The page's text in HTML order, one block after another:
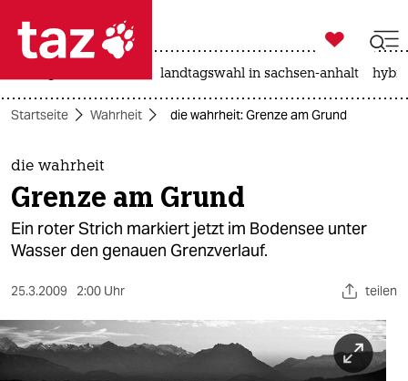
 taz zahl ich
taz zahl ich
themen
politik
öko
gesellschaft
kultur

taz zahl ich
landtagswahl in sachsen-anhalt
Startseite Wahrheit die wahrheit: Grenze am Grund
die wahrheit
Grenze am Grund
Ein roter Strich markiert jetzt im Bodensee unter
Wasser den genauen Grenzverlauf.
25.3.2009 2:00 Uhr teilen